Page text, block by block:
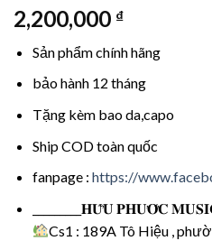
2,200,000 ₫
Sản phẩm chính hãng
bảo hành 12 tháng
Tặng kèm bao da,capo
Ship COD toàn quốc
fanpage : https://
_________𝐇𝐔̛̃𝐔 𝐏𝐇𝐔̛𝐎̛́𝐂
Cs1 : 189A Tô Hiệu ,